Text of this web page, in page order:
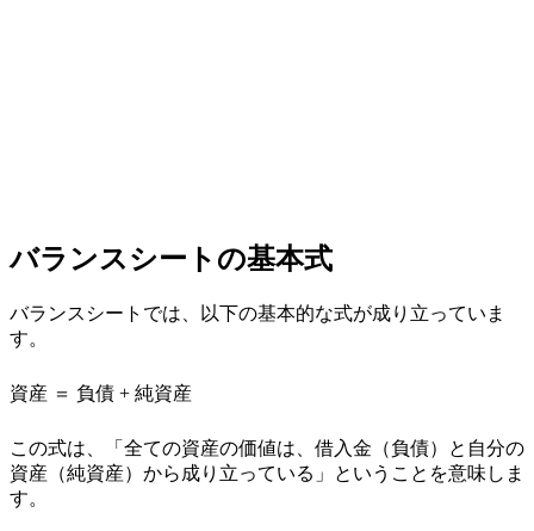
バランスシートの基本式
バランスシートでは、以下の基本的な式が成り立っていま
す。
資産 ＝ 負債 + 純資産
この式は、「全ての資産の価値は、借入金（負債）と自分の
資産（純資産）から成り立っている」ということを意味しま
す。